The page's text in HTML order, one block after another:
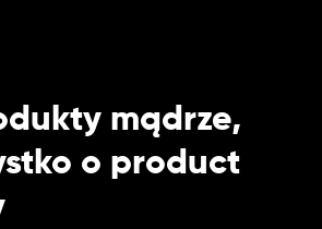
mądrze,
o product